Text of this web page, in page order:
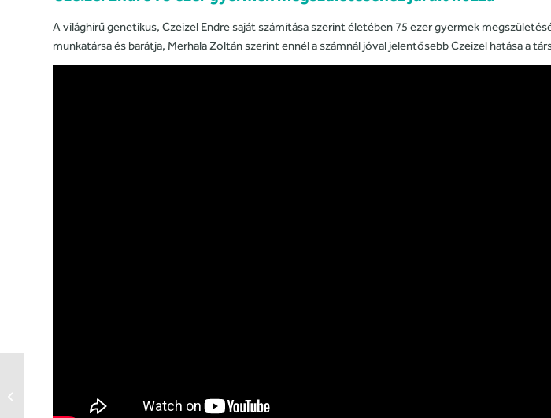
A világhírű genetikus, Czeizel Endre saját számítása szerint életében 75 ezer gyermek
munkatársa és barátja, Merhala Zoltán szerint ennél a számnál jóval jelentősebb Czeizel hatása a